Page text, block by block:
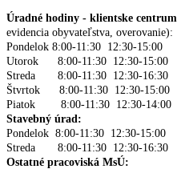
Úradné hodiny - klientske centrum
evidencia obyvateľstva, overovanie):
Pondelok 8:00-11:30 12:30-15:00
Utorok 8:00-11:30 12:30-15:00
Streda 8:00-11:30 12:30-16:30
Štvrtok 8:00-11:30 12:30-15:00
Piatok 8:00-11:30 12:30-14:00
Stavebný úrad:
Pondelok 8:00-11:30 12:30-15:00
Streda 8:00-11:30 12:30-16:30
Ostatné pracoviská MsÚ: